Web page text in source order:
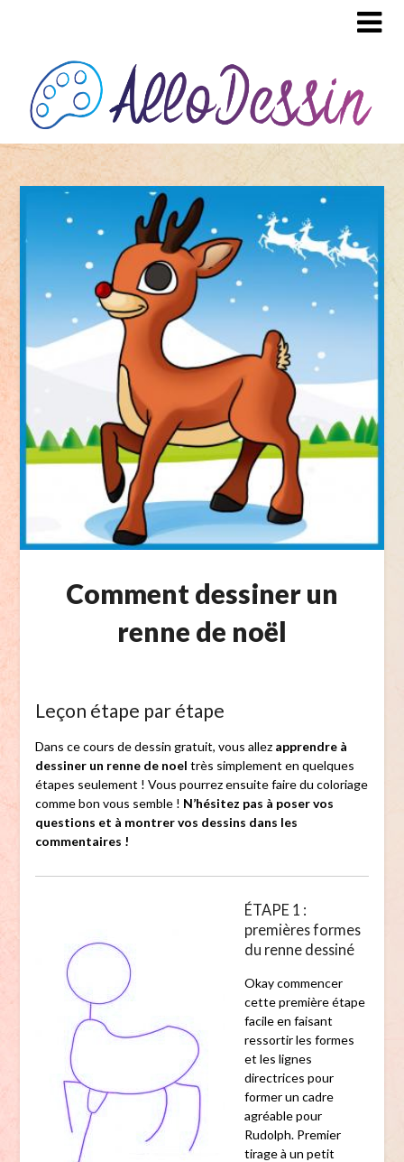
Comment dessiner un
renne de noël
Leçon étape par étape
Dans ce cours de dessin gratuit, vous allez apprendre à
dessiner un renne de noel très simplement en quelques
étapes seulement ! Vous pourrez ensuite faire du coloriage
comme bon vous semble ! N’hésitez pas à poser vos
questions et à montrer vos dessins dans les
commentaires !
ÉTAPE 1 :
premières formes
du renne dessiné
Okay commencer
cette première étape
facile en faisant
ressortir les formes
et les lignes
directrices pour
former un cadre
agréable pour
Rudolph. Premier
tirage à un petit